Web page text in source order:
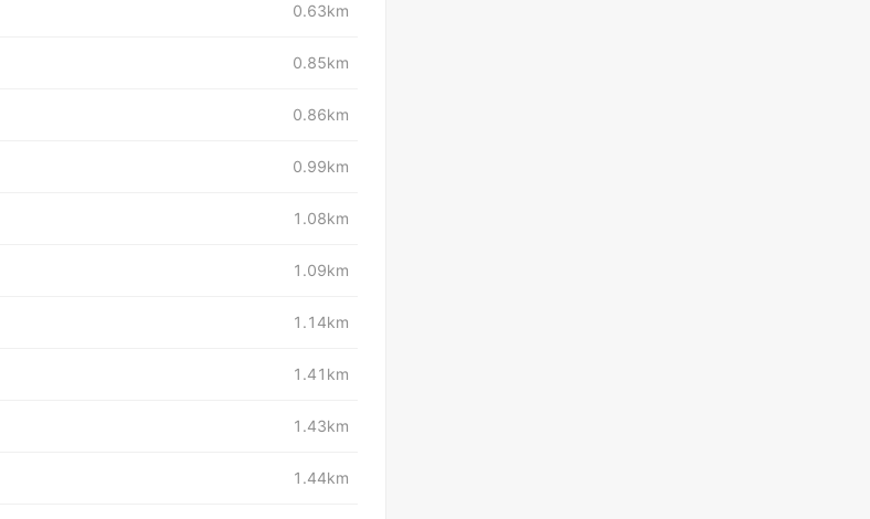
0.63km
0.85km
0.86km
0.99km
1.08km
1.09km
1.14km
1.41km
1.43km
1.44km